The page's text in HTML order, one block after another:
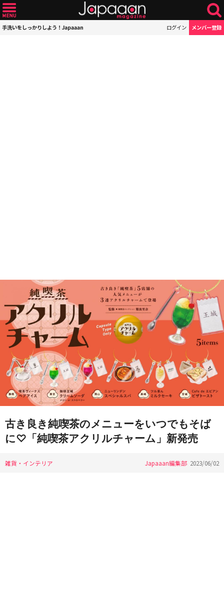
手洗いをしっかりしよう！Japaaan ログイン メンバー登録
古き良き純喫茶のメニューをいつでもそば
に♡「純喫茶アクリルチャーム」新発売
雑貨・インテリア Japaaan編集部 2023/06/02